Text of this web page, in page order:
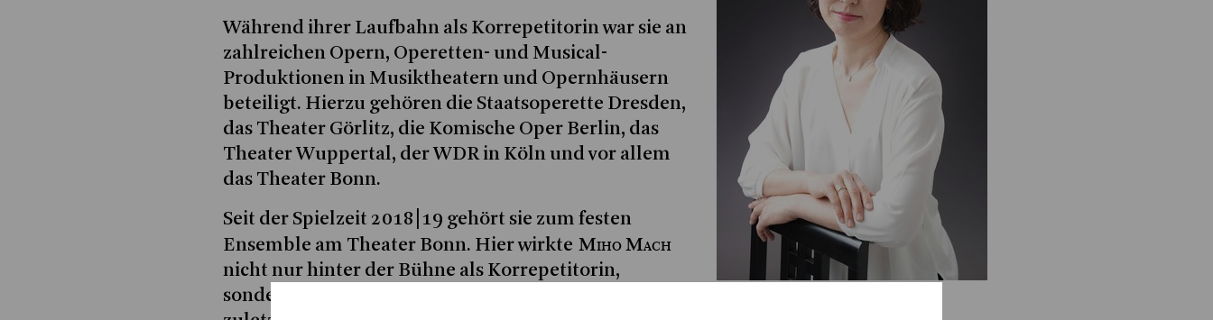
Während ihrer Laufbahn als Korrepetitorin war sie an
zahlreichen Opern, Operetten- und Musical-
Produktionen in Musiktheatern und Opernhäusern
beteiligt. Hierzu gehören die Staatsoperette Dresden,
das Theater Görlitz, die Komische Oper Berlin, das
Theater Wuppertal, der WDR in Köln und vor allem
das Theater Bonn.
Seit der Spielzeit 2018|19 gehört sie zum festen
Ensemble am Theater Bonn. Hier wirkteMiho Mach
nicht nur hinter der Bühne als Korrepetitorin,
sondern ebenfalls als Pianistin im Orchester mit,